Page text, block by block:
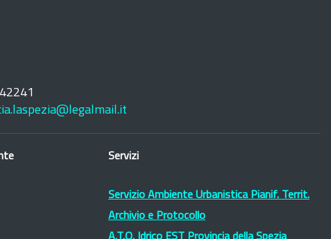
Servizi
Servizio Ambiente Urbanistica Pianif. Territ.
Archivio e Protocollo